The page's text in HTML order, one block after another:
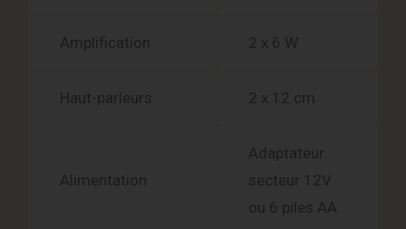
Amplification 2 x 6 W
Haut-parleurs 2 x 12 cm
Alimentation
Adaptateur
secteur 12V
ou 6 piles AA